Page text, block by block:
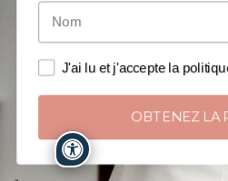
J'ai lu et j'accepte la
OBTENEZ LA